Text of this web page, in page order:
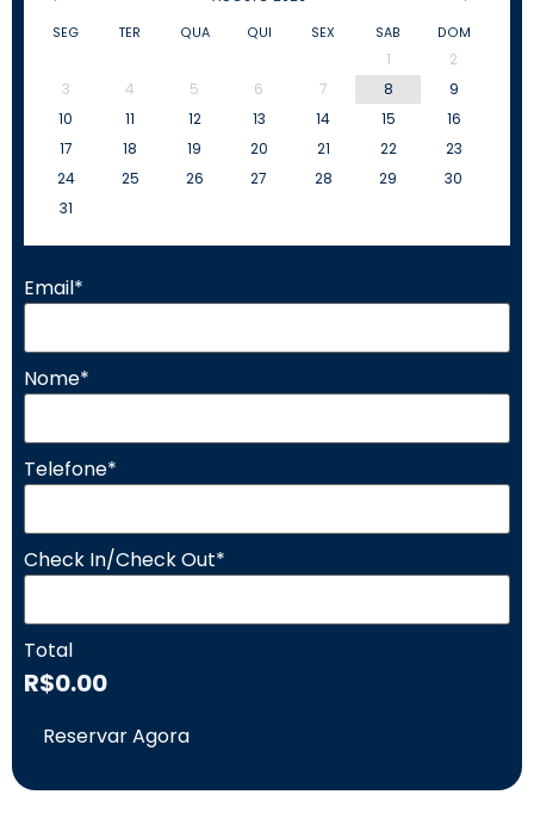
SEG TER QUA QUI SEX SAB DOM
1
2
3
4 5 6 7 8
9
10
11 12 13 14 15
16
17
18 19 20 21 22
23
24
25 26 27 28 29
30
31
Email*
Nome*
Telefone*
Check In/Check Out*
Total
R$0.00
Reservar Agora